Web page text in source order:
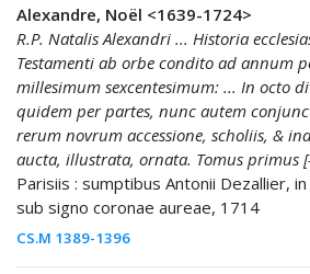
Alexandre, Noël <1639-1724>
R.P. Natalis Alexandri ... Historia
Testamenti ab orbe condito ad annum
millesimum sexcentesimum: ... In octo
quidem per partes, nunc autem
rerum novrum accessione, scholiis, &
aucta, illustrata, ornata. Tomus primus
Parisiis : sumptibus Antonii Dezallier, in
sub signo coronae aureae, 1714
CS.M 1389-1396